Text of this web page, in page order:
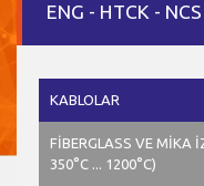
ENG - HTCK -
KABLOLAR
FİBERGLASS VE MİKA
350°C ... 1200°C)